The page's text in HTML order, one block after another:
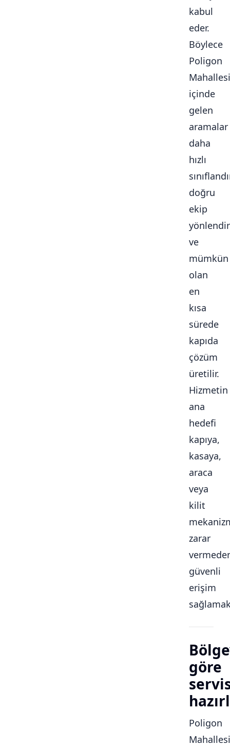
kabul
eder.
Böylece
Poligon
Mahallesi
içinde
gelen
aramalar
daha
hızlı
doğru
ekip
ve
mümkün
olan
en
kısa
sürede
kapıda
çözüm
üretilir.
Hizmetin
ana
hedefi
kapıya,
kasaya,
araca
veya
kilit
zarar
güvenli
erişim
göre
Poligon
Mahallesi